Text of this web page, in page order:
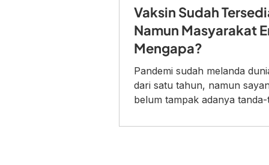
Vaksin Sudah
Namun Masyarakat
Mengapa?
Pandemi sudah melanda
dari satu tahun, namun
belum tampak adanya